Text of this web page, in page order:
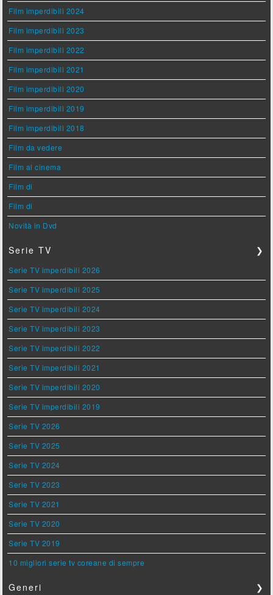
Film imperdibili 2024
Film imperdibili 2023
Film imperdibili 2022
Film imperdibili 2021
Film imperdibili 2020
Film imperdibili 2019
Film imperdibili 2018
Film da vedere
Film al cinema
Film di
Film di
Novità in Dvd
Serie TV ❯
Serie TV imperdibili 2026
Serie TV imperdibili 2025
Serie TV imperdibili 2024
Serie TV imperdibili 2023
Serie TV imperdibili 2022
Serie TV imperdibili 2021
Serie TV imperdibili 2020
Serie TV imperdibili 2019
Serie TV 2026
Serie TV 2025
Serie TV 2024
Serie TV 2023
Serie TV 2021
Serie TV 2020
Serie TV 2019
10 migliori serie tv coreane di sempre
Generi ❯